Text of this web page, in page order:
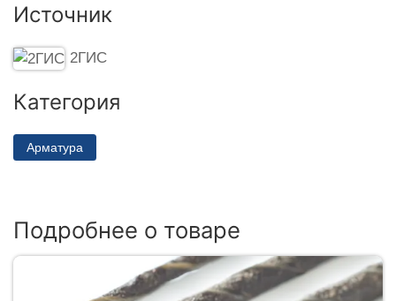
Источник
2ГИС
Категория
Арматура
Подробнее о товаре